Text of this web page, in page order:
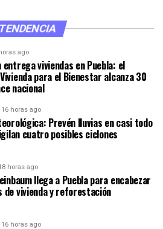
TENDENCIA
ago
entrega viviendas en Puebla: el
para el Bienestar alcanza 30
nacional
16 horas ago
Prevén lluvias en casi todo
cuatro posibles ciclones
horas ago
llega a Puebla para encabezar
de vivienda y reforestación
16 horas ago